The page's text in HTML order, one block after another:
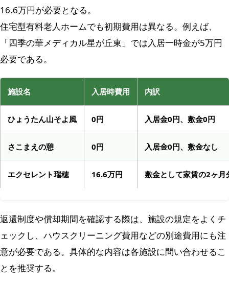
16.6万円が必要となる。
住宅型有料老人ホームでも初期費用は異なる。例えば、
「四季の華メディカル星が丘東」では入居一時金が5万円
必要である。
施設名 入居時費用 内訳
ひょうたん山そよ風 0円 入居金0円、敷金0円
さこまえの憩 0円 入居金0円、敷金なし
エクセレント瑞穂 16.6万円 敷金として家賃の2ヶ月
返還制度や償却期間を確認する際は、施設の規定をよくチ
ェックし、ハウスクリーニング費用などの別途費用にも注
意が必要である。具体的な内容は各施設に問い合わせるこ
とを推奨する。